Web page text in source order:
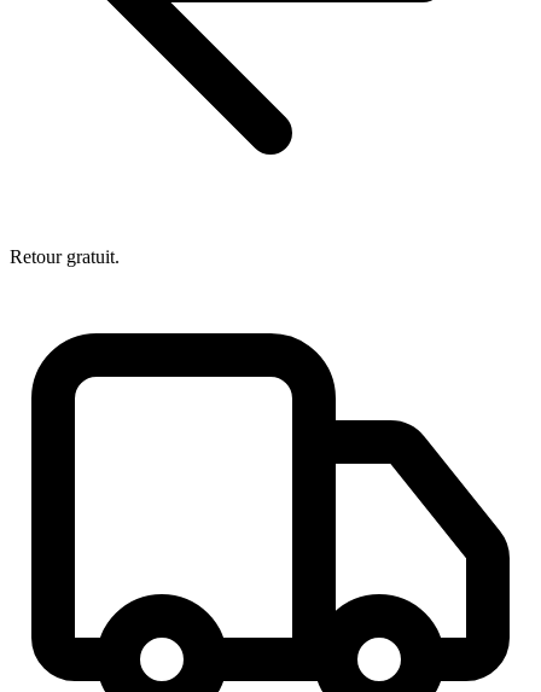
Retour gratuit.